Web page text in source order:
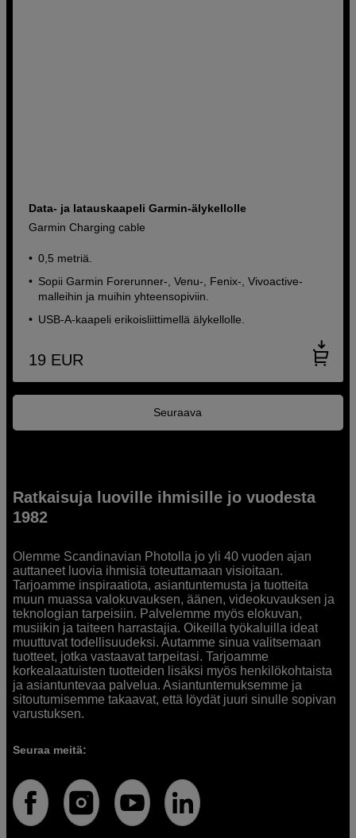
Data- ja latauskaapeli Garmin-älykellolle
Garmin Charging cable
0,5 metriä.
Sopii Garmin Forerunner-, Venu-, Fenix-, Vivoactive-
malleihin ja muihin yhteensopiviin.
USB-A-kaapeli erikoisliittimellä älykellolle.
19 EUR
Seuraava
Ratkaisuja luoville ihmisille jo vuodesta
1982
Olemme Scandinavian Photolla jo yli 40 vuoden ajan
auttaneet luovia ihmisiä toteuttamaan visioitaan.
Tarjoamme inspiraatiota, asiantuntemusta ja tuotteita
muun muassa valokuvauksen, äänen, videokuvauksen ja
teknologian tarpeisiin. Palvelemme myös elokuvan,
musiikin ja taiteen harrastajia. Oikeilla työkaluilla ideat
muuttuvat todellisuudeksi. Autamme sinua valitsemaan
tuotteet, jotka vastaavat tarpeitasi. Tarjoamme
korkealaatuisten tuotteiden lisäksi myös henkilökohtaista
ja asiantuntevaa palvelua. Asiantuntemuksemme ja
sitoutumisemme takaavat, että löydät juuri sinulle sopivan
varustuksen.
Seuraa meitä: